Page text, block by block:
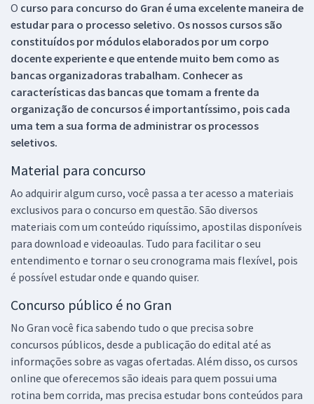
O curso para concurso do Gran é uma excelente maneira de
estudar para o processo seletivo. Os nossos cursos são
constituídos por módulos elaborados por um corpo
docente experiente e que entende muito bem como as
bancas organizadoras trabalham. Conhecer as
características das bancas que tomam a frente da
organização de concursos é importantíssimo, pois cada
uma tem a sua forma de administrar os processos
seletivos.
Material para concurso
Ao adquirir algum curso, você passa a ter acesso a materiais
exclusivos para o concurso em questão. São diversos
materiais com um conteúdo riquíssimo, apostilas disponíveis
para download e videoaulas. Tudo para facilitar o seu
entendimento e tornar o seu cronograma mais flexível, pois
é possível estudar onde e quando quiser.
Concurso público é no Gran
No Gran você fica sabendo tudo o que precisa sobre
concursos públicos, desde a publicação do edital até as
informações sobre as vagas ofertadas. Além disso, os cursos
online que oferecemos são ideais para quem possui uma
rotina bem corrida, mas precisa estudar bons conteúdos para